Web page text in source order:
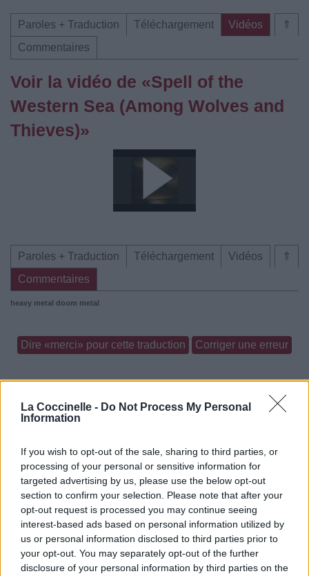
La Coccinelle - Do Not Process My Personal
Information
If you wish to opt-out of the sale, sharing to third parties, or
processing of your personal or sensitive information for
targeted advertising by us, please use the below opt-out
section to confirm your selection. Please note that after your
opt-out request is processed you may continue seeing
interest-based ads based on personal information utilized by
us or personal information disclosed to third parties prior to
your opt-out. You may separately opt-out of the further
disclosure of your personal information by third parties on the
⇑
Paroles + Traduction Téléchargement
Vidéos
Commentaires
Voir la vidéo de «Spell of the
Western Sea (Among Wolves and
Thieves)»
⇑
Paroles + Traduction Téléchargement
Vidéos
Commentaires
heavy metal doom metal
Dire «merci» pour cette traduction Corriger une erreur